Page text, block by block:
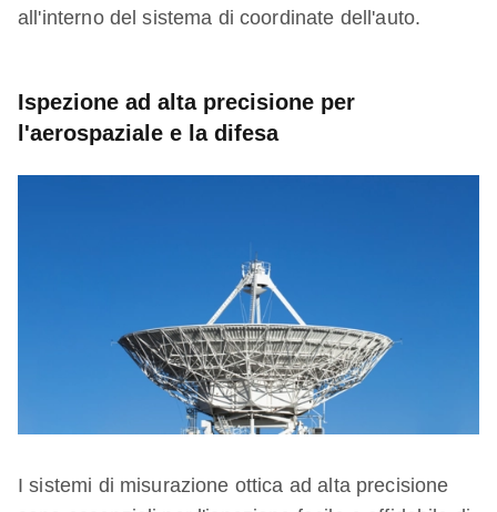
all'interno del sistema di coordinate dell'auto.
Ispezione ad alta precisione per
l'aerospaziale e la difesa
I sistemi di misurazione ottica ad alta precisione